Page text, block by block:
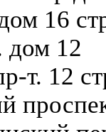
16
дом 12
т. 12